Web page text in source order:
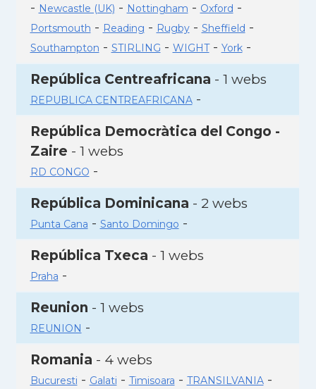
- Newcastle (UK) - Nottingham - Oxford -
Portsmouth - Reading - Rugby- Sheffield -
Southampton - STIRLING - WIGHT- York-
República Centreafricana - 1 webs
REPUBLICA CENTREAFRICANA-
República Democràtica del Congo -
Zaire - 1 webs
RD CONGO -
República Dominicana - 2 webs
Punta Cana - Santo Domingo -
República Txeca - 1 webs
Praha -
Reunion - 1 webs
REUNION -
Romania - 4 webs
Bucuresti - Galati - Timisoara - TRANSILVANIA-